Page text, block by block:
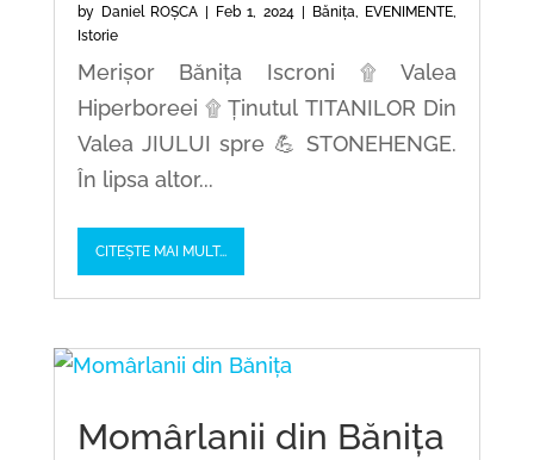
by Daniel ROȘCA Feb 1, 2024 Bănița, EVENIMENTE,
Istorie
Merișor Bănița Iscroni ۩ Valea
Hiperboreei ۩ Ținutul TITANILOR Din
Valea JIULUI spre 💪 STONEHENGE.
În lipsa altor...
CITEȘTE MAI MULT...
Momârlanii din Bănița